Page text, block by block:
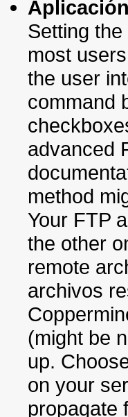
Setting
most
the user
command
advanced
method
Your FTP
the other
remote
archivos
(might be
up.
on your
propagate